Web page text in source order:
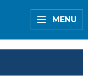
MENU